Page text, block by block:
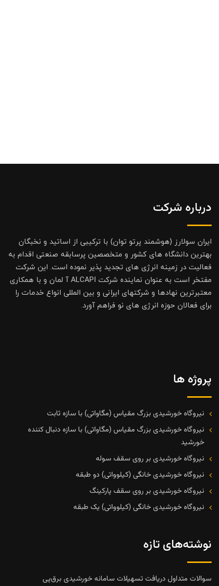
درباره شرکت
ایران سولارز (هوشمند پرتو توان) با ترکیبی از اساتید و نخبگان
بهترین دانشگاه های کشور و متخصصین پرسابقه صنعتی اقدام به
فعالیت در زمینه انرژی های تجدید پذیر نموده است. این شرکت
مفتخر است به عنوان نماینده شرکت ALCAPI آ لمان و با همکاری
معتبرترین نهادها و شرکتهای ایرانی و بین المللی انواع خدمات را
برای فعالان حوزه انرژی های نو فراهم آورد.
پروژه ها
نیروگاه خورشیدی بزرگ مقیاس (مگاواتی) با سازه ثابت
نیروگاه خورشیدی بزرگ مقیاس (مگاواتی) با سازه دنبال کننده
خورشید
نیروگاه خورشیدی بر روی سقف سوله
نیروگاه خورشیدی خانگی (کیلوواتی) دو طبقه
نیروگاه خورشیدی بر روی سقف پارکینگ
نیروگاه خورشیدی خانگی (کیلوواتی) یک طبقه
نوشته‌های تازه
سوالات متداول دریافت تسهیلات سامانه خورشیدی برق‌پی